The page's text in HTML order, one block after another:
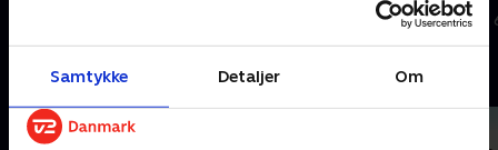
Samtykke Detaljer Om
stilling til, om han fortsat må
5. september 2012 • 43 min
Andre så også